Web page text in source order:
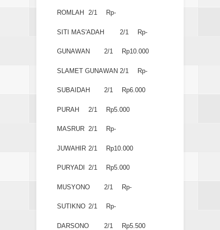
ROMLAH 2/1 Rp-
SITI MAS'ADAH 2/1 Rp-
GUNAWAN 2/1 Rp10.000
SLAMET GUNAWAN 2/1 Rp-
SUBAIDAH 2/1 Rp6.000
PURAH 2/1 Rp5.000
MASRUR 2/1 Rp-
JUWAHIR 2/1 Rp10.000
PURYADI 2/1 Rp5.000
MUSYONO 2/1 Rp-
SUTIKNO 2/1 Rp-
DARSONO 2/1 Rp5.500